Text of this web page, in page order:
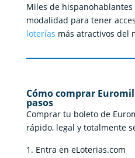
Miles de hispanohablantes
modalidad para tener
loterías más atractivos del
Cómo comprar
pasos
Comprar tu boleto de
rápido, legal y totalmente
Entra en eLoterias.com